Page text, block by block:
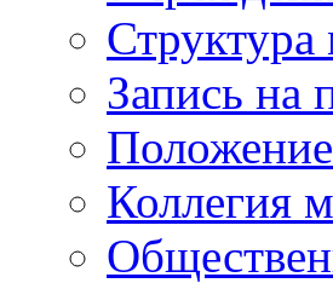
Структура
Запись на
Коллегия